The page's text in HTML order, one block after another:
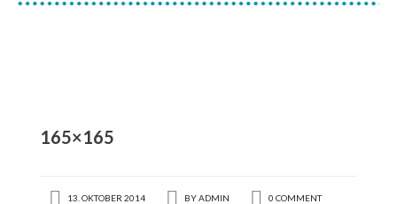
Start
165×165
13. OKTOBER 2014 BY ADMIN 0 COMMENT